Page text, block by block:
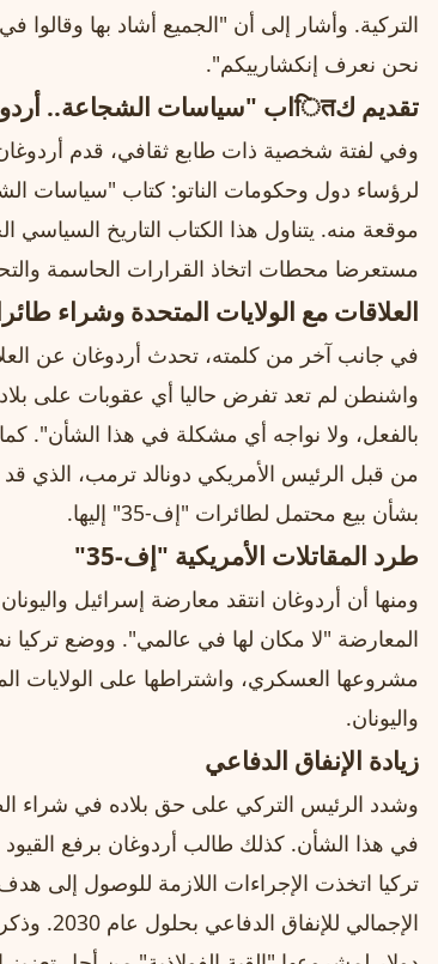
التركية. وأشار إلى أن "الجميع أشاد بها وقالوا
نحن نعرف إنكشارييكم".
تقديم كितاب "سياسات الشجاعة.. أردوغان وصعود تركيا"
لرؤساء دول وحكومات الناتو: كتاب "سياسات
موقعة منه. يتناول هذا الكتاب التاريخ السياسي
مستعرضا محطات اتخاذ القرارات الحاسمة
العلاقات مع الولايات المتحدة وشراء
في جانب آخر من كلمته، تحدث أردوغان عن
واشنطن لم تعد تفرض حاليا أي عقوبات على
من قبل الرئيس الأمريكي دونالد ترمب، الذي
بشأن بيع محتمل لطائرات "إف-35" إليها.
طرد المقاتلات الأمريكية "إف-35"
المعارضة "لا مكان لها في عالمي". ووضع
مشروعها العسكري، واشتراطها على الولايات
واليونان.
زيادة الإنفاق الدفاعي
وشدد الرئيس التركي على حق بلاده في شراء
في هذا الشأن. كذلك طالب أردوغان برفع القيود